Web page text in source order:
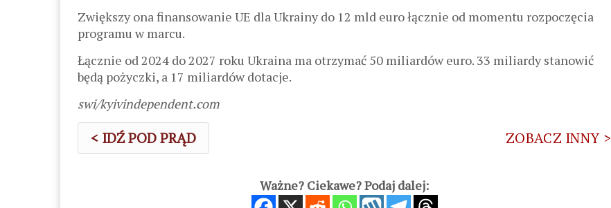
Zwiększy ona finansowanie UE dla Ukrainy do 12 mld euro łącznie od momentu rozpoczęcia
programu w marcu.
Łącznie od 2024 do 2027 roku Ukraina ma otrzymać 50 miliardów euro. 33 miliardy stanowić
będą pożyczki, a 17 miliardów dotacje.
swi/kyivindependent.com
< IDŹ POD PRĄD ZOBACZ INNY >
Ważne? Ciekawe? Podaj dalej: